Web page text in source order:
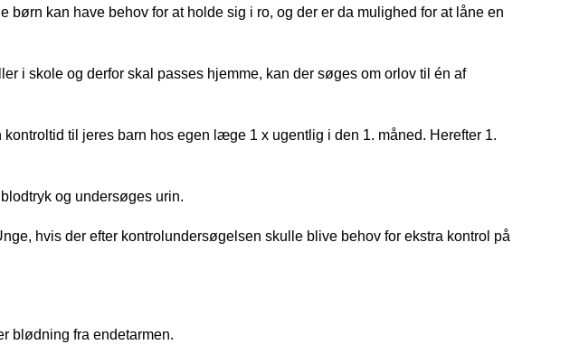
børn kan have behov for at holde sig i ro, og der er da mulighed for at låne en
i skole og derfor skal passes hjemme, kan der søges om orlov til én af
til jeres barn hos egen læge 1 x ugentlig i den 1. måned. Herefter 1.
og undersøges urin.
hvis der efter kontrolundersøgelsen skulle blive behov for ekstra kontrol på
blødning fra endetarmen.